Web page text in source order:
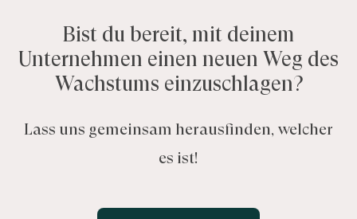
Bist du bereit, mit deinem
Unternehmen einen neuen Weg des
Wachstums einzuschlagen?
Lass uns gemeinsam herausfinden, welcher
es ist!